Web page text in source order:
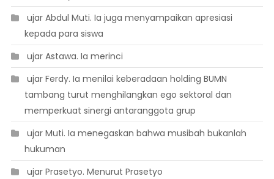
 ujar Abdul Muti. Ia juga menyampaikan apresiasi
kepada para siswa
 ujar Astawa. Ia merinci
 ujar Ferdy. Ia menilai keberadaan holding BUMN
tambang turut menghilangkan ego sektoral dan
memperkuat sinergi antaranggota grup
 ujar Muti. Ia menegaskan bahwa musibah bukanlah
hukuman
 ujar Prasetyo. Menurut Prasetyo